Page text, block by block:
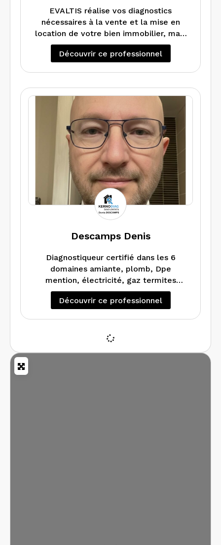
EVALTIS réalise vos diagnostics
nécessaires à la vente et la mise en
location de votre bien immobilier, mais
également peut vous faire un DPE
projeté si vous souhaitez faire des
énergétiques.
En cas de travaux dans votre
Découvrir ce professionnel
Descamps Denis
Diagnostiqueur certifié dans les 6
domaines amiante, plomb, Dpe
mention, électricité, gaz termites
j’interviens dans les Côtes d’armor et le
Finistère.
Découvrir ce professionnel